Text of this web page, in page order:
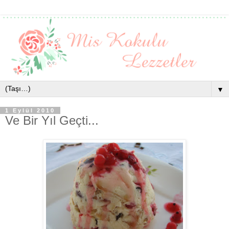
▼
1 Eylül 2010
Ve Bir Yıl Geçti...